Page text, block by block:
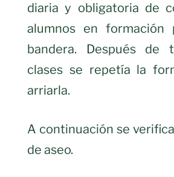
diaria y obligatoria de
alumnos en formación
bandera. Después de
clases se repetía la
arriarla.
A continuación se
de aseo.